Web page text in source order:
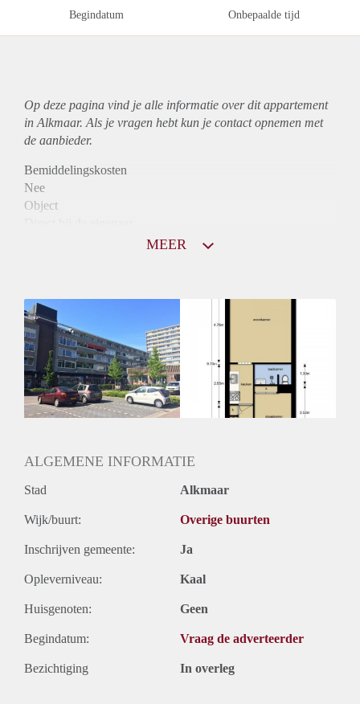
Begindatum Onbepaalde tijd
Op deze pagina vind je alle informatie over ditappartement
in Alkmaar. Als je vragen hebt kun je contact opnemen met
de aanbieder.
Bemiddelingskosten
Nee
Object
Huurtoeslag
Mogelijk
Inkomen eis
N.V.T.
Huurtermijn
Onbepaalde termijn
Oplevering
MEER
ALGEMENE INFORMATIE
Stad Alkmaar
Wijk/buurt: Overige buurten
Inschrijven gemeente: Ja
Opleverniveau: Kaal
Huisgenoten: Geen
Begindatum: Vraag de adverteerder
Bezichtiging In overleg